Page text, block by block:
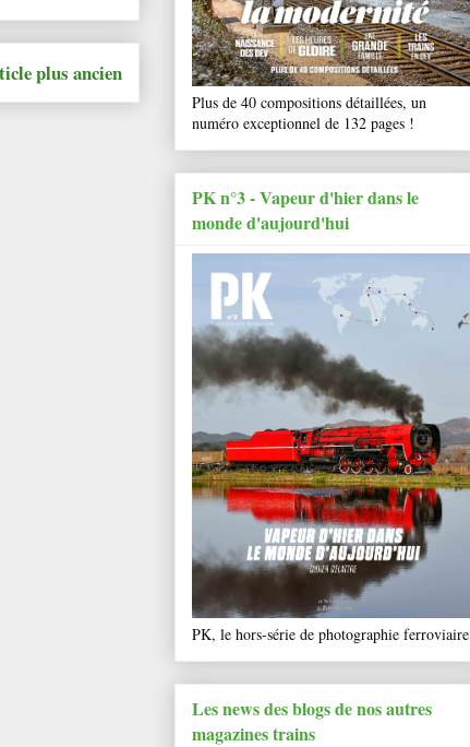
plus ancien
Plus de 40 compositions détaillées, un
numéro exceptionnel de 132 pages !
PK n°3 - Vapeur d'hier dans le
monde d'aujourd'hui
PK, le hors-série de photographie ferroviaire
Les news des blogs de nos autres
magazines trains